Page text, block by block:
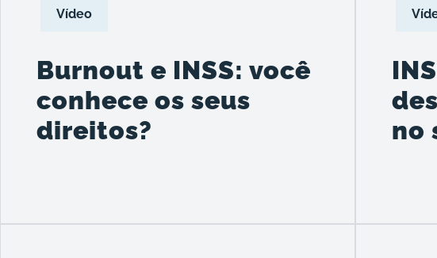
Vídeo
Burnout e INSS: você
conhece os seus
direitos?
no